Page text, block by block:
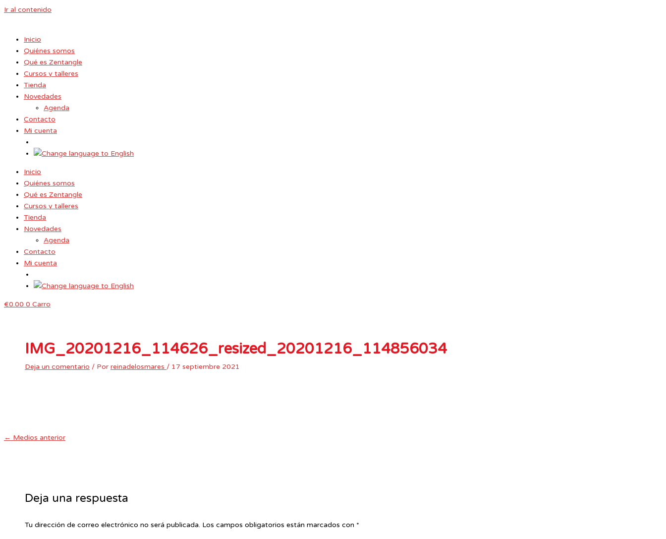
Ir al contenido
Inicio
Quiénes somos
Qué es Zentangle
Cursos y talleres
Tienda
Novedades
Agenda
Contacto
Mi cuenta
Inicio
Quiénes somos
Qué es Zentangle
Cursos y talleres
Tienda
Novedades
Agenda
Contacto
Mi cuenta
€0.00 0 Carro
IMG_20201216_114626_resized_20201216_114856034
Deja un comentario / Por reinadelosmares / 17 septiembre 2021
← Medios anterior
Deja una respuesta
Tu dirección de correo electrónico no será publicada. Los campos obligatorios están marcados con *